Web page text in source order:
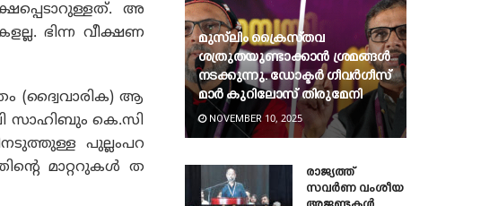
അ
ഭിന്ന വീക്ഷണ
(ദ്വൈവാരിക) ആ
സാഹിബും കെ.സി
പുല്ലംപറ
മാറ്ററുകള്‍ ത
മുസ്‍ലിം ക്രൈസ്‌തവ
ശത്രുതയുണ്ടാക്കാൻ ശ്രമങ്ങൾ
നടക്കുന്നു. ഡോക്ടർ ഗീവർഗീസ്
മാർ കുറിലോസ് തിരുമേനി
NOVEMBER 10, 2025
രാജ്യത്ത്
സവർണ വംശീയ